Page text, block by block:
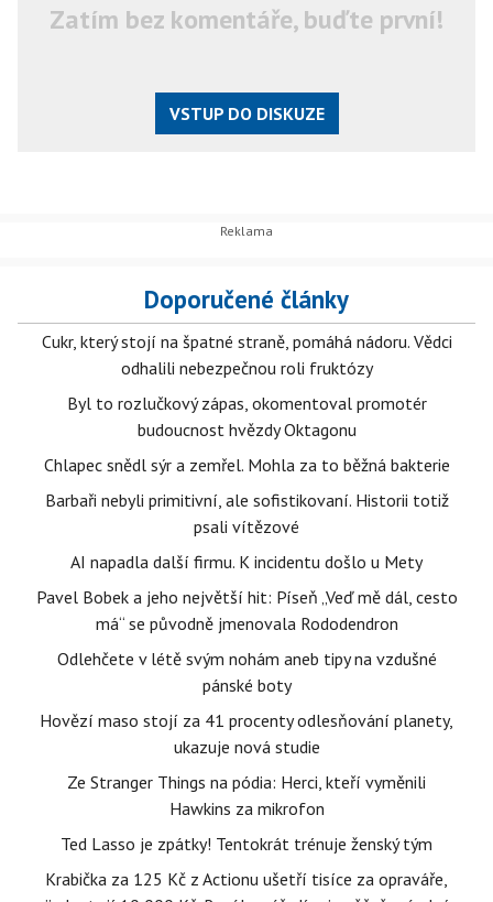
Zatím bez komentáře, buďte první!
VSTUP DO DISKUZE
Doporučené články
Cukr, který stojí na špatné straně, pomáhá nádoru. Vědci
odhalili nebezpečnou roli fruktózy
Byl to rozlučkový zápas, okomentoval promotér
budoucnost hvězdy Oktagonu
Chlapec snědl sýr a zemřel. Mohla za to běžná bakterie
Barbaři nebyli primitivní, ale sofistikovaní. Historii totiž
psali vítězové
AI napadla další firmu. K incidentu došlo u Mety
Pavel Bobek a jeho největší hit: Píseň „Veď mě dál, cesto
má“ se původně jmenovala Rododendron
Odlehčete v létě svým nohám aneb tipy na vzdušné
pánské boty
Hovězí maso stojí za 41 procenty odlesňování planety,
ukazuje nová studie
Ze Stranger Things na pódia: Herci, kteří vyměnili
Hawkins za mikrofon
Ted Lasso je zpátky! Tentokrát trénuje ženský tým
Krabička za 125 Kč z Actionu ušetří tisíce za opraváře,